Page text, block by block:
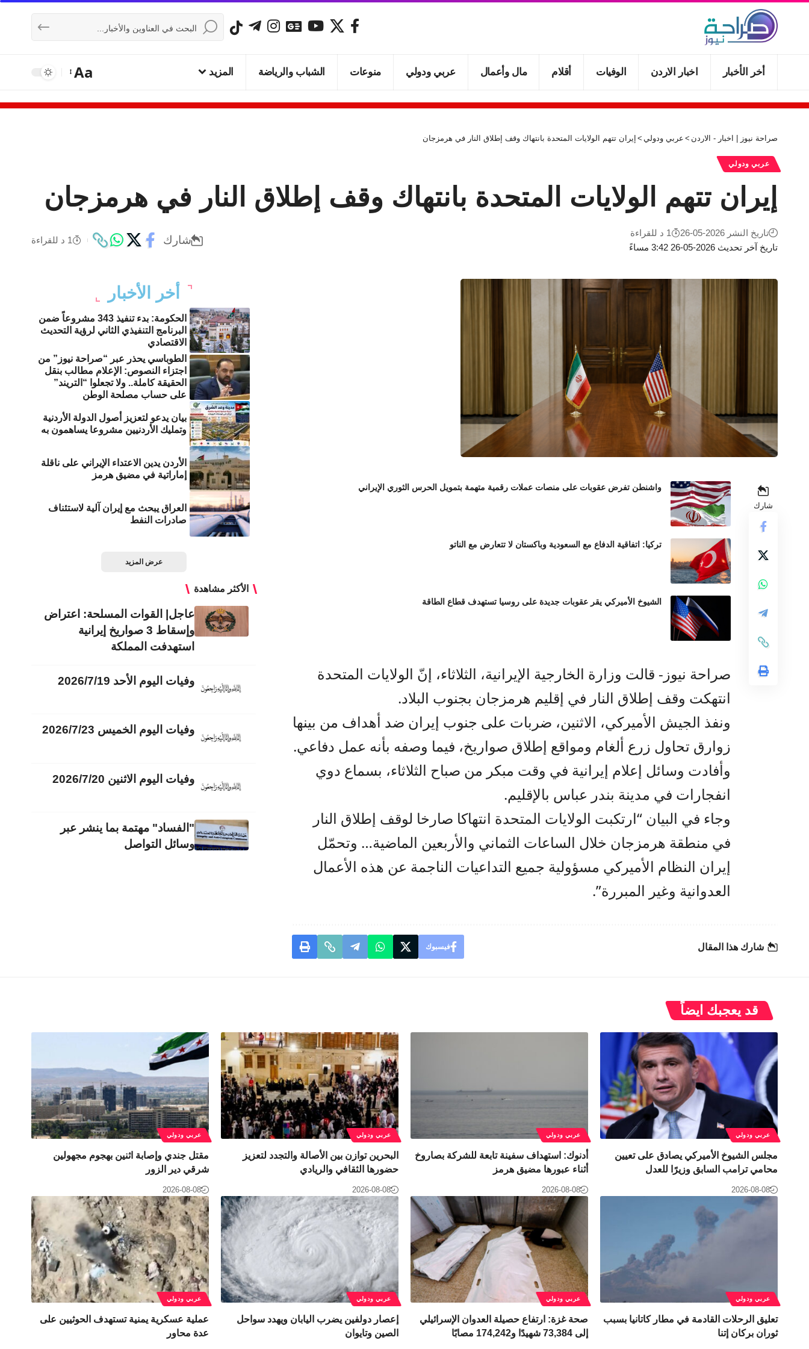
أخر الأخبار اخبار الاردن الوفيات أقلام مال وأعمال عربي ودولي منوعات الشباب والرياضة المزيد Aa
صراحة نيوز | اخبار - الاردن > عربي ودولي > إيران تتهم الولايات المتحدة بانتهاك وقف إطلاق النار في هرمزجان
عربي ودولي
إيران تتهم الولايات المتحدة بانتهاك وقف إطلاق النار في هرمزجان
تاريخ آخر تحديث 2026-05-26 3:42 مساءً
تاريخ النشر 2026-05-26 1 د للقراءة
شارك 1 د للقراءة
شارك
واشنطن تفرض عقوبات على منصات عملات رقمية متهمة بتمويل الحرس الثوري الإيراني
تركيا: اتفاقية الدفاع مع السعودية وباكستان لا تتعارض مع الناتو
الشيوخ الأميركي يقر عقوبات جديدة على روسيا تستهدف قطاع الطاقة
صراحة نيوز- قالت وزارة الخارجية الإيرانية، الثلاثاء، إنّ الولايات المتحدة
انتهكت وقف إطلاق النار في إقليم هرمزجان بجنوب البلاد.
ونفذ الجيش الأميركي، الاثنين، ضربات على جنوب إيران ضد أهداف من بينها
زوارق تحاول زرع ألغام ومواقع إطلاق صواريخ، فيما وصفه بأنه عمل دفاعي.
وأفادت وسائل إعلام إيرانية في وقت مبكر من صباح الثلاثاء، بسماع دوي
انفجارات في مدينة بندر عباس بالإقليم.
وجاء في البيان “ارتكبت الولايات المتحدة انتهاكا صارخا لوقف إطلاق النار
في منطقة هرمزجان خلال الساعات الثماني والأربعين الماضية… وتحمّل
إيران النظام الأميركي مسؤولية جميع التداعيات الناجمة عن هذه الأعمال
العدوانية وغير المبررة”.
شارك هذا المقال فيسبوك
أخر الأخبار
الحكومة: بدء تنفيذ 343 مشروعاً ضمن
البرنامج التنفيذي الثاني لرؤية التحديث
الاقتصادي
الطوباسي يحذر عبر “صراحة نيوز” من
اجتزاء النصوص: الإعلام مطالب بنقل
الحقيقة كاملة.. ولا تجعلوا “التريند”
على حساب مصلحة الوطن
بيان يدعو لتعزيز أصول الدولة الأردنية
وتمليك الأردنيين مشروعا يساهمون به
الأردن يدين الاعتداء الإيراني على ناقلة
إماراتية في مضيق هرمز
العراق يبحث مع إيران آلية لاستئناف
صادرات النفط
عرض المزيد
الأكثر مشاهدة
عاجل| القوات المسلحة: اعتراض
وإسقاط 3 صواريخ إيرانية
استهدفت المملكة
وفيات اليوم الأحد 2026/7/19
وفيات اليوم الخميس 2026/7/23
وفيات اليوم الاثنين 2026/7/20
"الفساد" مهتمة بما ينشر عبر
وسائل التواصل
قد يعجبك ايضاً
عربي ودولي
مجلس الشيوخ الأميركي يصادق على تعيين
محامي ترامب السابق وزيرًا للعدل
2026-08-08
عربي ودولي
أدنوك: استهداف سفينة تابعة للشركة بصاروخ
أثناء عبورها مضيق هرمز
2026-08-08
عربي ودولي
البحرين توازن بين الأصالة والتجدد لتعزيز
حضورها الثقافي والريادي
2026-08-08
عربي ودولي
مقتل جندي وإصابة اثنين بهجوم مجهولين
شرقي دير الزور
2026-08-08
عربي ودولي
تعليق الرحلات القادمة في مطار كاتانيا بسبب
ثوران بركان إتنا
عربي ودولي
صحة غزة: ارتفاع حصيلة العدوان الإسرائيلي
إلى 73,384 شهيدًا و174,242 مصابًا
عربي ودولي
إعصار دولفين يضرب اليابان ويهدد سواحل
الصين وتايوان
عربي ودولي
عملية عسكرية يمنية تستهدف الحوثيين على
عدة محاور